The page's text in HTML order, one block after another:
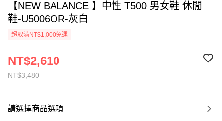
【NEW BALANCE 】中性 T500 男女鞋 休閒
鞋-U5006OR-灰白
超取滿NT$1,000免運
NT$3,480
NT$2,610
請選擇商品選項